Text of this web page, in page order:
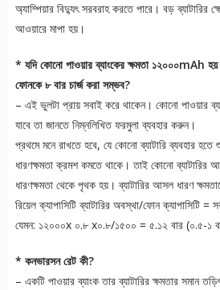
অ্যাম্পিয়ার বিদ্যুৎ সরবরাহ করতে পারে। বড় ব্যাটারির
আওয়ারে মাপা হয়।
* যদি কোনো পাওয়ার ব্যাংকের ক্ষমতা ১২০০০mAh
ফোনকে ৮ বার চার্জ করা সম্ভব?
– এই ভুলটা প্রায় সবাই করে থাকেন। কোনো পাওয়ার
যাবে তা জানতে নিম্নলিখিত ফরমুলা ব্যবহার করুন।
প্রথমে মনে রাখতে হবে, যে কোনো ব্যাটারি ব্যবহার
ধারণক্ষমতা ক্রমশ কমতে থাকে। তাই কোনো ব্যাটারির
ধারণক্ষমতা থেকে পৃথক হয়। ব্যাটারির আসল ধারণ
রিয়েল ক্যাপাসিটি ব্যাটারির অবস্থা/ফোন ক্যাপাসিটি =
যেমন: ১২০০০x ০.৮ x০.৮/১৫০০ = ৫.১২ বার (০.৫-১
* কনভারসন রেট কী?
– একটি পাওয়ার ব্যাংক তার ব্যাটারির ক্ষমতার সমান